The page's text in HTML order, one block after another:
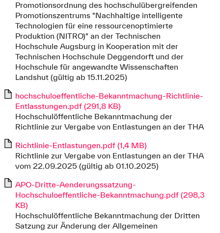
Promotionsordnung des hochschulübergreifenden
Promotionszentrums "Nachhaltige intelligente
Technologien für eine ressourcenoptimierte
Produktion (NITRO)" an der Technischen
Hochschule Augsburg in Kooperation mit der
Technischen Hochschule Deggendorft und der
Hochschule für angewandte Wissenschaften
Landshut (gültig ab 15.11.2025)
hochschuloeffentliche-Bekanntmachung-Richtlinie-
Entlasstungen.pdf (291,8 KB)
Hochschulöffentliche Bekanntmachung der
Richtlinie zur Vergabe von Entlastungen an der THA
Richtlinie-Entlastungen.pdf (1,4 MB)
Richtlinie zur Vergabe von Entlastungen an der THA
vom 22.09.2025 (gültig ab 01.10.2025)
APO-Dritte-Aenderungssatzung-
Hochschuloeffentliche-Bekanntmachung.pdf (298,3
KB)
Hochschulöffentliche Bekanntmachung der Dritten
Satzung zur Änderung der Allgemeinen